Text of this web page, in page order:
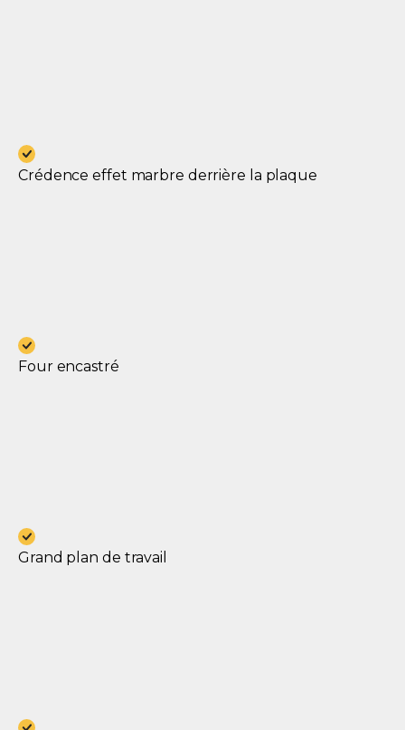
Crédence effet marbre derrière la plaque
Four encastré
Grand plan de travail